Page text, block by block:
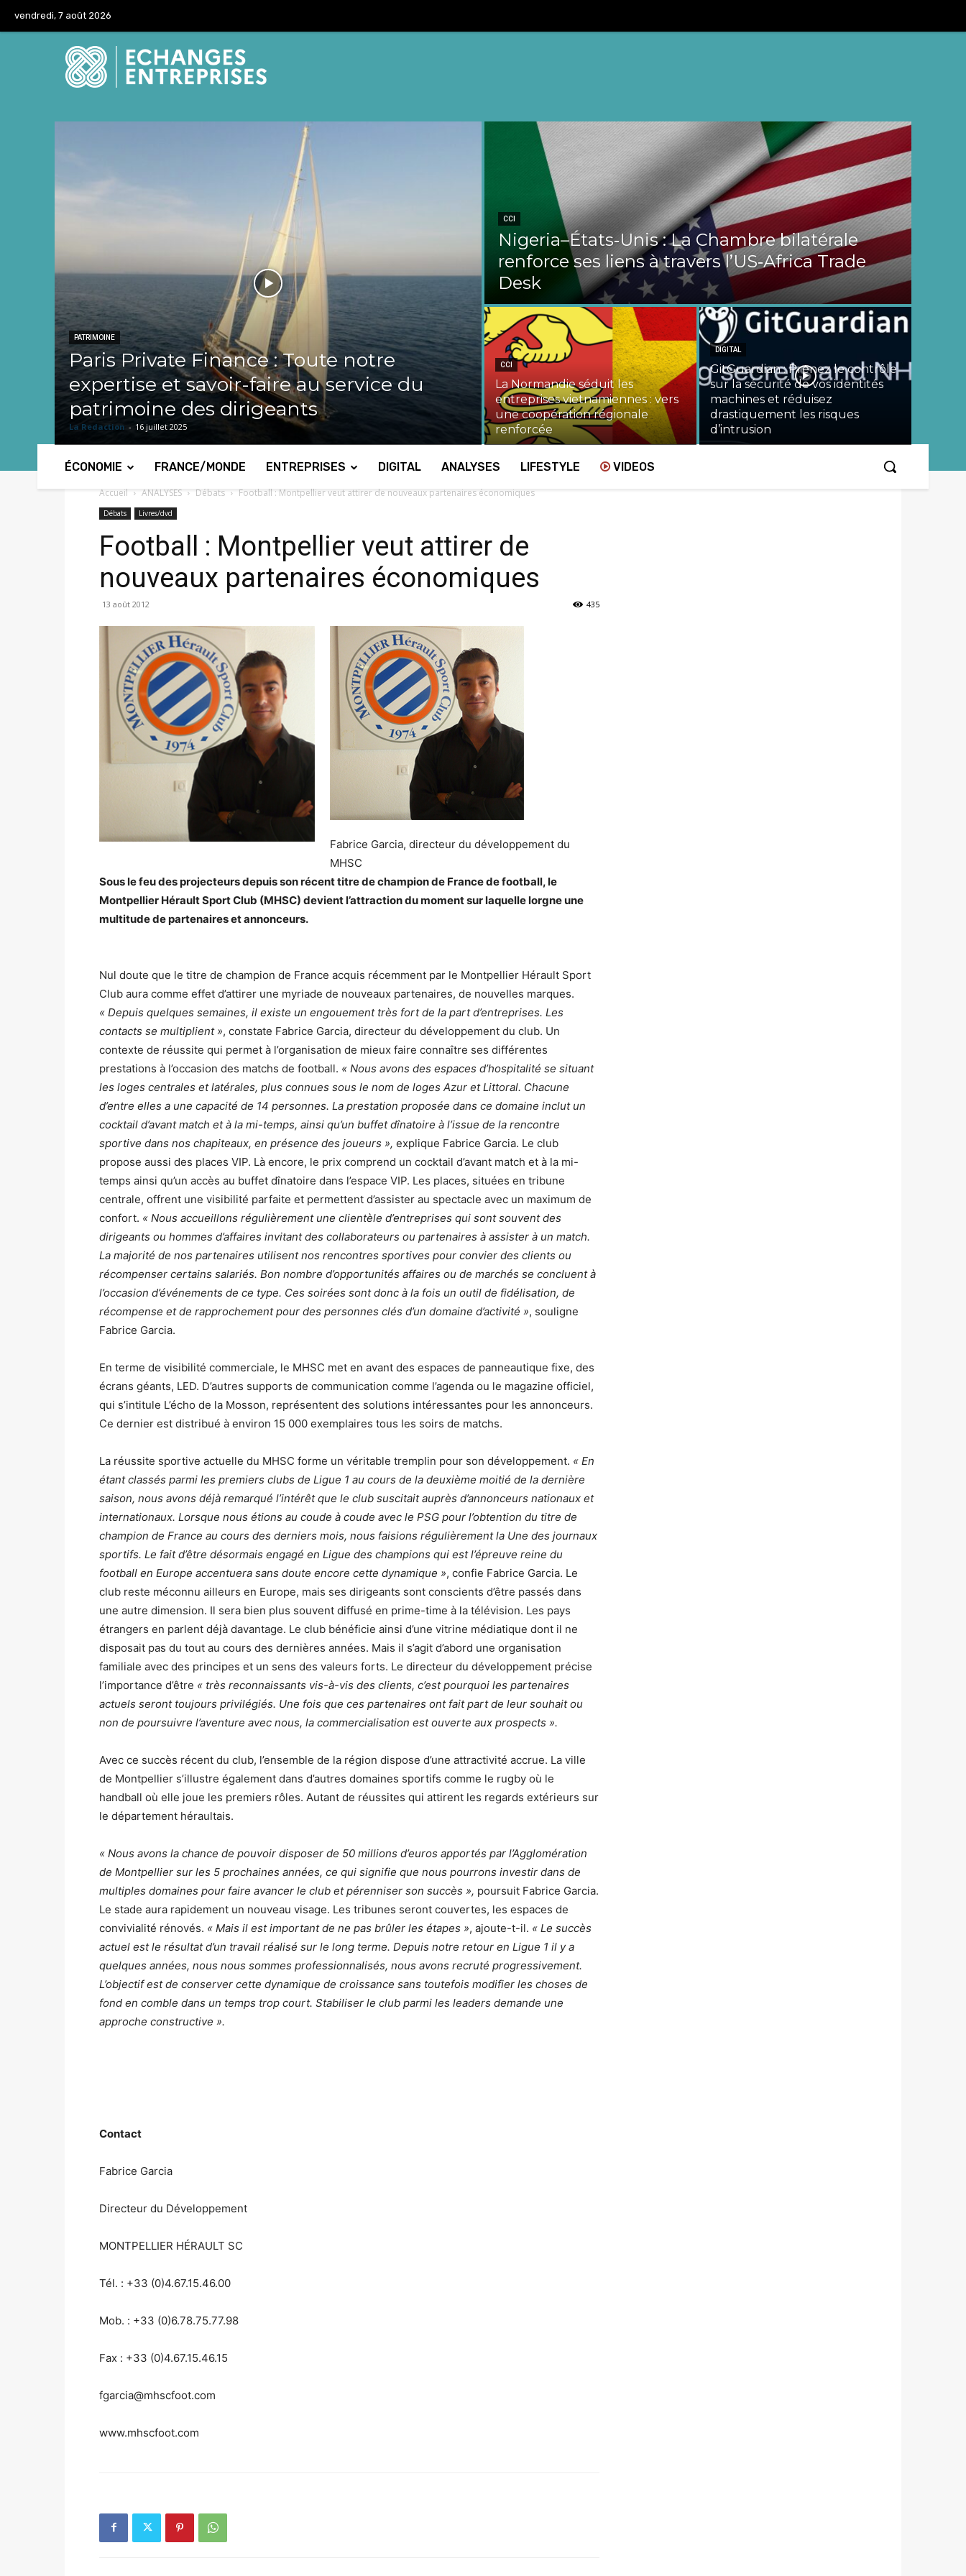
vendredi, 7 août 2026
PATRIMOINE
Paris Private Finance : Toute notre
expertise et savoir-faire au service du
patrimoine des dirigeants
La Redaction - 16 juillet 2025
CCI
Nigeria–États‑Unis : La Chambre bilatérale
renforce ses liens à travers l’US‑Africa Trade
Desk
CCI
La Normandie séduit les
entreprises vietnamiennes : vers
une coopération régionale
renforcée
DIGITAL
GitGuardian : Prenez le contrôle
sur la sécurité de vos identités
machines et réduisez
drastiquement les risques
d’intrusion
ÉCONOMIE FRANCE/MONDE ENTREPRISES DIGITAL ANALYSES LIFESTYLE VIDEOS
Accueil ANALYSES Débats Football : Montpellier veut attirer de nouveaux partenaires économiques
Débats Livres/dvd
Football : Montpellier veut attirer de
nouveaux partenaires économiques
13 août 2012 435
Fabrice Garcia, directeur du développement du
MHSC
Sous le feu des projecteurs depuis son récent titre de champion de France de football, le
Montpellier Hérault Sport Club (MHSC) devient l’attraction du moment sur laquelle lorgne une
multitude de partenaires et annonceurs.
Nul doute que le titre de champion de France acquis récemment par le Montpellier Hérault Sport
Club aura comme effet d’attirer une myriade de nouveaux partenaires, de nouvelles marques.
« Depuis quelques semaines, il existe un engouement très fort de la part d’entreprises. Les
contacts se multiplient », constate Fabrice Garcia, directeur du développement du club. Un
contexte de réussite qui permet à l’organisation de mieux faire connaître ses différentes
prestations à l’occasion des matchs de football. « Nous avons des espaces d’hospitalité se situant
les loges centrales et latérales, plus connues sous le nom de loges Azur et Littoral. Chacune
d’entre elles a une capacité de 14 personnes. La prestation proposée dans ce domaine inclut un
cocktail d’avant match et à la mi-temps, ainsi qu’un buffet dînatoire à l’issue de la rencontre
sportive dans nos chapiteaux, en présence des joueurs », explique Fabrice Garcia. Le club
propose aussi des places VIP. Là encore, le prix comprend un cocktail d’avant match et à la mi-
temps ainsi qu’un accès au buffet dînatoire dans l’espace VIP. Les places, situées en tribune
centrale, offrent une visibilité parfaite et permettent d’assister au spectacle avec un maximum de
confort. « Nous accueillons régulièrement une clientèle d’entreprises qui sont souvent des
dirigeants ou hommes d’affaires invitant des collaborateurs ou partenaires à assister à un match.
La majorité de nos partenaires utilisent nos rencontres sportives pour convier des clients ou
récompenser certains salariés. Bon nombre d’opportunités affaires ou de marchés se concluent à
l’occasion d’événements de ce type. Ces soirées sont donc à la fois un outil de fidélisation, de
récompense et de rapprochement pour des personnes clés d’un domaine d’activité », souligne
Fabrice Garcia.
En terme de visibilité commerciale, le MHSC met en avant des espaces de panneautique fixe, des
écrans géants, LED. D’autres supports de communication comme l’agenda ou le magazine officiel,
qui s’intitule L’écho de la Mosson, représentent des solutions intéressantes pour les annonceurs.
Ce dernier est distribué à environ 15 000 exemplaires tous les soirs de matchs.
La réussite sportive actuelle du MHSC forme un véritable tremplin pour son développement. « En
étant classés parmi les premiers clubs de Ligue 1 au cours de la deuxième moitié de la dernière
saison, nous avons déjà remarqué l’intérêt que le club suscitait auprès d’annonceurs nationaux et
internationaux. Lorsque nous étions au coude à coude avec le PSG pour l’obtention du titre de
champion de France au cours des derniers mois, nous faisions régulièrement la Une des journaux
sportifs. Le fait d’être désormais engagé en Ligue des champions qui est l’épreuve reine du
football en Europe accentuera sans doute encore cette dynamique », confie Fabrice Garcia. Le
club reste méconnu ailleurs en Europe, mais ses dirigeants sont conscients d’être passés dans
une autre dimension. Il sera bien plus souvent diffusé en prime-time à la télévision. Les pays
étrangers en parlent déjà davantage. Le club bénéficie ainsi d’une vitrine médiatique dont il ne
disposait pas du tout au cours des dernières années. Mais il s’agit d’abord une organisation
familiale avec des principes et un sens des valeurs forts. Le directeur du développement précise
l’importance d’être « très reconnaissants vis-à-vis des clients, c’est pourquoi les partenaires
actuels seront toujours privilégiés. Une fois que ces partenaires ont fait part de leur souhait ou
non de poursuivre l’aventure avec nous, la commercialisation est ouverte aux prospects ».
Avec ce succès récent du club, l’ensemble de la région dispose d’une attractivité accrue. La ville
de Montpellier s’illustre également dans d’autres domaines sportifs comme le rugby où le
handball où elle joue les premiers rôles. Autant de réussites qui attirent les regards extérieurs sur
le département héraultais.
« Nous avons la chance de pouvoir disposer de 50 millions d’euros apportés par l’Agglomération
de Montpellier sur les 5 prochaines années, ce qui signifie que nous pourrons investir dans de
multiples domaines pour faire avancer le club et pérenniser son succès », poursuit Fabrice Garcia.
Le stade aura rapidement un nouveau visage. Les tribunes seront couvertes, les espaces de
convivialité rénovés. « Mais il est important de ne pas brûler les étapes », ajoute-t-il. « Le succès
actuel est le résultat d’un travail réalisé sur le long terme. Depuis notre retour en Ligue 1 il y a
quelques années, nous nous sommes professionnalisés, nous avons recruté progressivement.
L’objectif est de conserver cette dynamique de croissance sans toutefois modifier les choses de
fond en comble dans un temps trop court. Stabiliser le club parmi les leaders demande une
approche constructive ».
Contact
Fabrice Garcia
Directeur du Développement
MONTPELLIER HÉRAULT SC
Tél. : +33 (0)4.67.15.46.00
Mob. : +33 (0)6.78.75.77.98
Fax : +33 (0)4.67.15.46.15
fgarcia@mhscfoot.com
www.mhscfoot.com